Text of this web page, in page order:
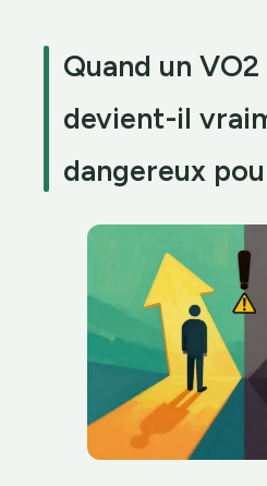
Quand un
devient-il
dangereux